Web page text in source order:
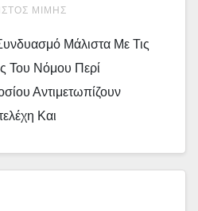
ΜΊΜΗΣ
Μάλιστα Με Τις
Του Νόμου Περί
Αντιμετωπίζουν
Και